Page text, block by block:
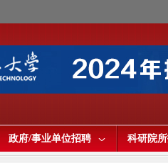
政府/事业单位招聘 科研院